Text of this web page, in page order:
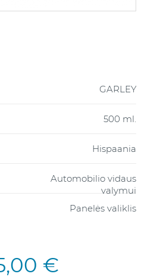
GARLEY
500 ml.
Hispaania
Automobilio vidaus
valymui
Panelės valiklis
€